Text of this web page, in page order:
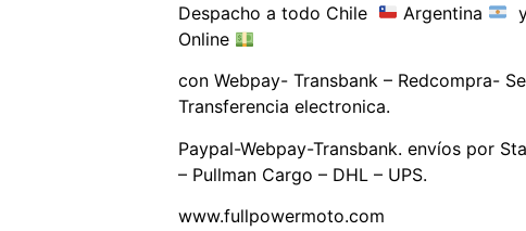
Despacho a todo Chile
Argentina
Online
con Webpay- Transbank – Redcompra-
Transferencia electronica.
Paypal-Webpay-Transbank. envíos por
– Pullman Cargo – DHL – UPS.
www.fullpowermoto.com